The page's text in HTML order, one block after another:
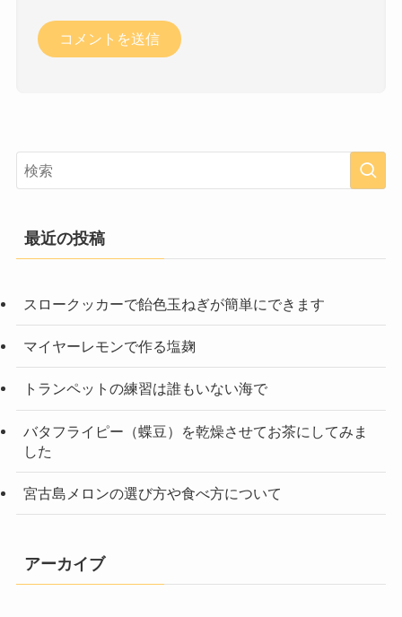
最近の投稿
スロークッカーで飴色玉ねぎが簡単にできます
マイヤーレモンで作る塩麹
トランペットの練習は誰もいない海で
バタフライピー（蝶豆）を乾燥させてお茶にしてみま
した
宮古島メロンの選び方や食べ方について
アーカイブ